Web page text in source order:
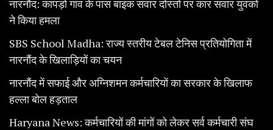
नारनौंद: कापड़ो गांव के पास बाइक सवार दोस्तों पर कार सवार युवकों
ने किया हमला
SBS School Madha: राज्य स्तरीय टेबल टेनिस प्रतियोगिता में
नारनौंद के खिलाड़ियों का चयन
नारनौंद में सफाई और अग्निशमन कर्मचारियों का सरकार के खिलाफ
हल्ला बोल हड़ताल
Haryana News: कर्मचारियों की मांगों को लेकर सर्व कर्मचारी संघ